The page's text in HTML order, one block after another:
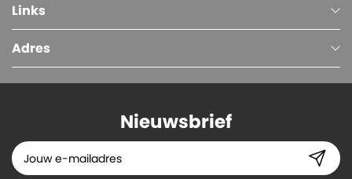
Links
Adres
Nieuwsbrief